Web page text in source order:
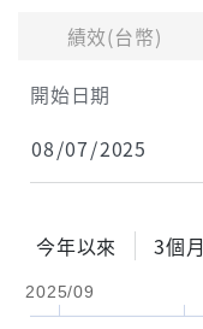
績效(台幣)
開始日期
今年以來 3個月
2025/09
每月Pay出方式
依金額
0%